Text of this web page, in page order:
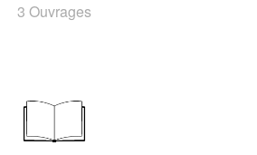
3 Ouvrages